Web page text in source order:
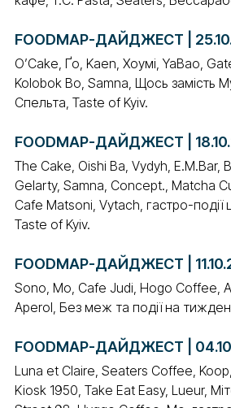
FOODMAP-ДАЙДЖЕСТ |
O’Cake, Ґо, Kaen, Хоумі, YaBao,
Kolobok Bo, Samna, Щось замість
Спельта, Taste of Kyiv.
FOODMAP-ДАЙДЖЕСТ |
The Cake, Oishi Ba, Vydyh, E.M.Bar,
Gelarty, Samna, Concept., Matcha
Cafe Matsoni, Vytach, гастро-події
Taste of Kyiv.
FOODMAP-ДАЙДЖЕСТ |
Sono, Mo, Cafe Judi, Hogo Coffee,
Aperol, Без меж та події на
FOODMAP-ДАЙДЖЕСТ |
Luna et Claire, Seaters Coffee,
Kiosk 1950, Take Eat Easy, Lueur,